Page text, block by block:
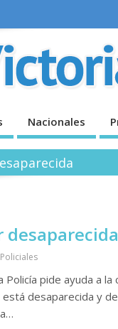
Nacionales
Policiales
pide ayuda a
está desaparecida y